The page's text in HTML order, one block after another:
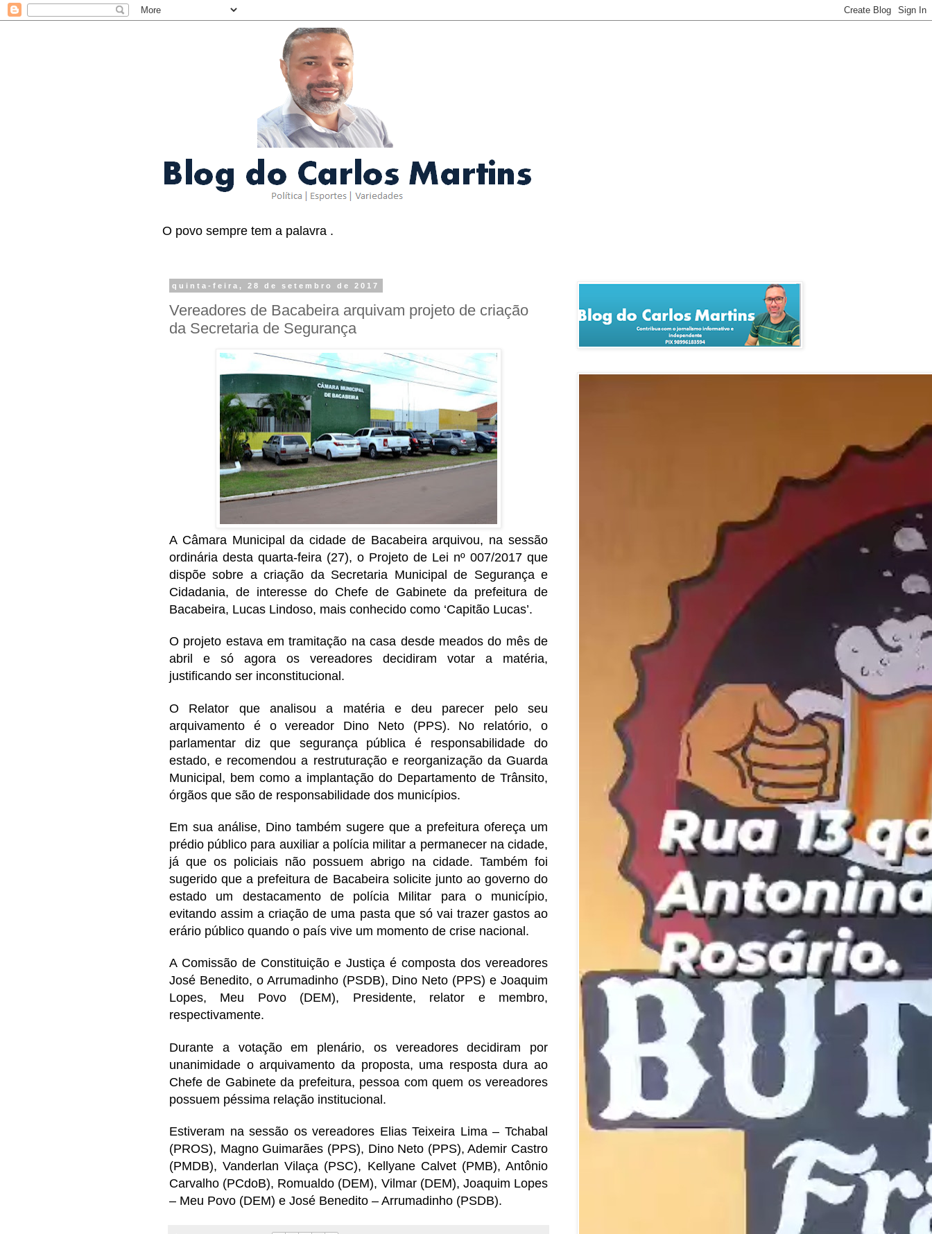
O povo sempre tem a palavra .
quinta-feira, 28 de setembro de 2017
Vereadores de Bacabeira arquivam projeto de criação
da Secretaria de Segurança
A Câmara Municipal da cidade de Bacabeira arquivou, na sessão
ordinária desta quarta-feira (27), o Projeto de Lei nº 007/2017 que
dispõe sobre a criação da Secretaria Municipal de Segurança e
Cidadania, de interesse do Chefe de Gabinete da prefeitura de
Bacabeira, Lucas Lindoso, mais conhecido como ‘Capitão Lucas’.
O projeto estava em tramitação na casa desde meados do mês de
abril e só agora os vereadores decidiram votar a matéria,
justificando ser inconstitucional.
O Relator que analisou a matéria e deu parecer pelo seu
arquivamento é o vereador Dino Neto (PPS). No relatório, o
parlamentar diz que segurança pública é responsabilidade do
estado, e recomendou a restruturação e reorganização da Guarda
Municipal, bem como a implantação do Departamento de Trânsito,
órgãos que são de responsabilidade dos municípios.
Em sua análise, Dino também sugere que a prefeitura ofereça um
prédio público para auxiliar a polícia militar a permanecer na cidade,
já que os policiais não possuem abrigo na cidade. Também foi
sugerido que a prefeitura de Bacabeira solicite junto ao governo do
estado um destacamento de polícia Militar para o município,
evitando assim a criação de uma pasta que só vai trazer gastos ao
erário público quando o país vive um momento de crise nacional.
A Comissão de Constituição e Justiça é composta dos vereadores
José Benedito, o Arrumadinho (PSDB), Dino Neto (PPS) e Joaquim
Lopes, Meu Povo (DEM), Presidente, relator e membro,
respectivamente.
Durante a votação em plenário, os vereadores decidiram por
unanimidade o arquivamento da proposta, uma resposta dura ao
Chefe de Gabinete da prefeitura, pessoa com quem os vereadores
possuem péssima relação institucional.
Estiveram na sessão os vereadores Elias Teixeira Lima – Tchabal
(PROS), Magno Guimarães (PPS), Dino Neto (PPS), Ademir Castro
(PMDB), Vanderlan Vilaça (PSC), Kellyane Calvet (PMB), Antônio
Carvalho (PCdoB), Romualdo (DEM), Vilmar (DEM), Joaquim Lopes
– Meu Povo (DEM) e José Benedito – Arrumadinho (PSDB).